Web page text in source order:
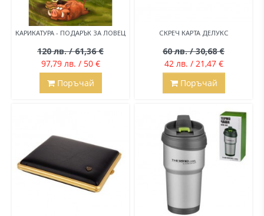
КАРИКАТУРА - ПОДАРЪК ЗА ЛОВЕЦ
120 лв. / 61,36 €
97,79 лв. / 50 €
Поръчай
СКРЕЧ КАРТА ДЕЛУКС
60 лв. / 30,68 €
42 лв. / 21,47 €
Поръчай